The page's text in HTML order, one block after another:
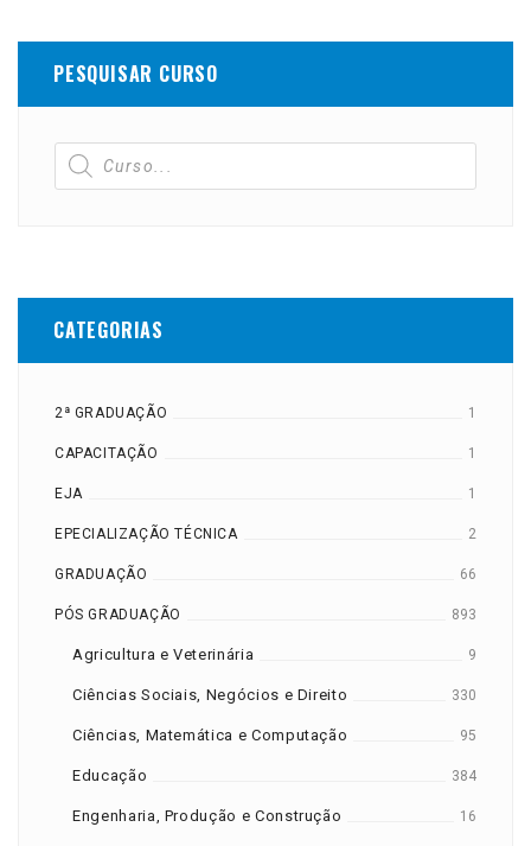
PESQUISAR CURSO
CATEGORIAS
2ª GRADUAÇÃO 1
CAPACITAÇÃO 1
EJA 1
EPECIALIZAÇÃO TÉCNICA 2
GRADUAÇÃO 66
PÓS GRADUAÇÃO 893
Agricultura e Veterinária 9
Ciências Sociais, Negócios e Direito 330
Ciências, Matemática e Computação 95
Educação 384
Engenharia, Produção e Construção 16